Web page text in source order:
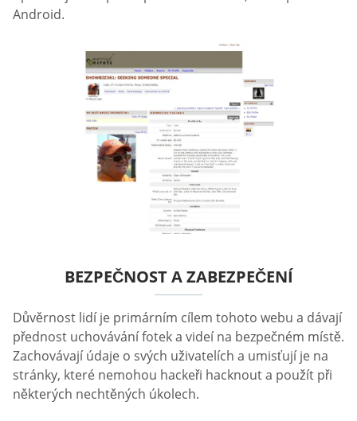
Android.
BEZPEČNOST A ZABEZPEČENÍ
Důvěrnost lidí je primárním cílem tohoto webu a dávají
přednost uchovávání fotek a videí na bezpečném místě.
Zachovávají údaje o svých uživatelích a umisťují je na
stránky, které nemohou hackeři hacknout a použít při
některých nechtěných úkolech.